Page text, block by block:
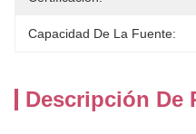
Capacidad De La Fuente:
Descripción De